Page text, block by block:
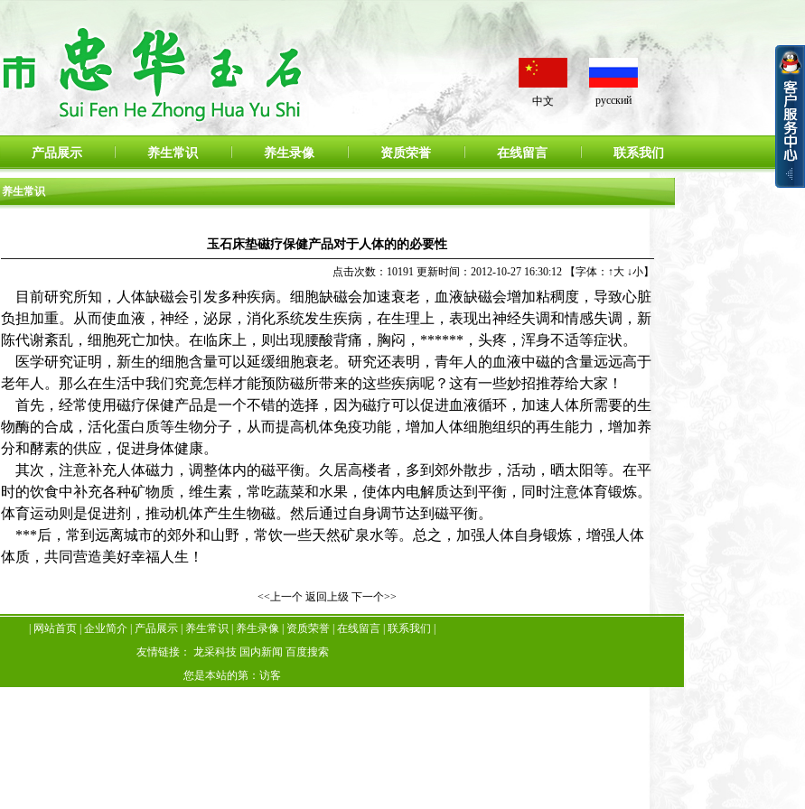
中文 русский
产品展示 养生常识 养生录像 资质荣誉 在线留言 联系我们
养生常识
玉石床垫磁疗保健产品对于人体的的必要性
点击次数：10191 更新时间：2012-10-27 16:30:12 【字体： ↑大 ↓小】
目前研究所知，人体缺磁会引发多种疾病。细胞缺磁会加速衰老，血液缺磁会增加粘稠度，导致心脏
负担加重。从而使血液，神经，泌尿，消化系统发生疾病，在生理上，表现出神经失调和情感失调，新
陈代谢紊乱，细胞死亡加快。在临床上，则出现腰酸背痛，胸闷，******，头疼，浑身不适等症状。
医学研究证明，新生的细胞含量可以延缓细胞衰老。研究还表明，青年人的血液中磁的含量远远高于
老年人。那么在生活中我们究竟怎样才能预防磁所带来的这些疾病呢？这有一些妙招推荐给大家！
首先，经常使用磁疗保健产品是一个不错的选择，因为磁疗可以促进血液循环，加速人体所需要的生
物酶的合成，活化蛋白质等生物分子，从而提高机体免疫功能，增加人体细胞组织的再生能力，增加养
分和酵素的供应，促进身体健康。
其次，注意补充人体磁力，调整体内的磁平衡。久居高楼者，多到郊外散步，活动，晒太阳等。在平
时的饮食中补充各种矿物质，维生素，常吃蔬菜和水果，使体内电解质达到平衡，同时注意体育锻炼。
体育运动则是促进剂，推动机体产生生物磁。然后通过自身调节达到磁平衡。
***后，常到远离城市的郊外和山野，常饮一些天然矿泉水等。总之，加强人体自身锻炼，增强人体
体质，共同营造美好幸福人生！
<<上一个 返回上级 下一个>>
网站首页 企业简介 产品展示 养生常识 养生录像 资质荣誉 在线留言 联系我们
友情链接： 龙采科技 国内新闻 百度搜索
您是本站的第： 访客